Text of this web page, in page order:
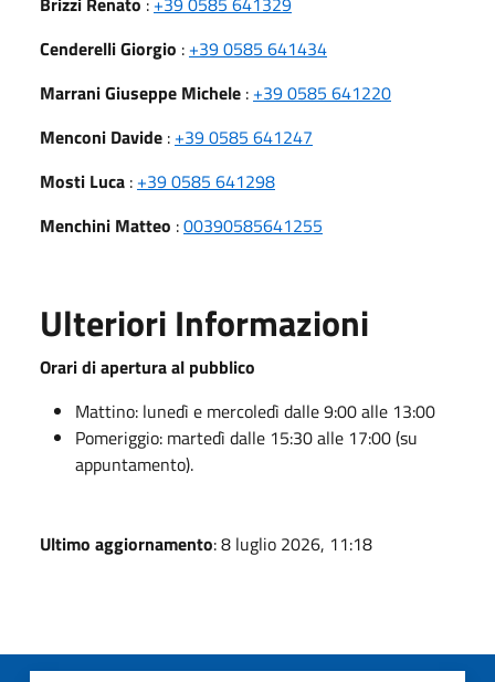
Cenderelli Giorgio : +39 0585 641434
Marrani Giuseppe Michele : +39 0585 641220
Menconi Davide : +39 0585 641247
Mosti Luca : +39 0585 641298
Menchini Matteo :00390585641255
Ulteriori Informazioni
Orari di apertura al pubblico
Mattino: lunedì e mercoledì dalle 9:00 alle 13:00
Pomeriggio: martedì dalle 15:30 alle 17:00 (su
appuntamento).
Ultimo aggiornamento: 8 luglio 2026, 11:18